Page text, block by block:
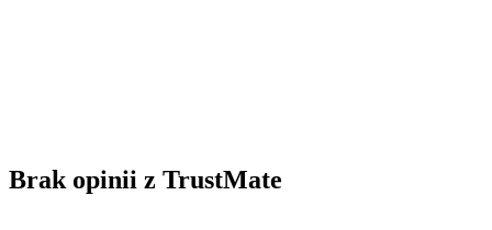
Brak opinii z TrustMate